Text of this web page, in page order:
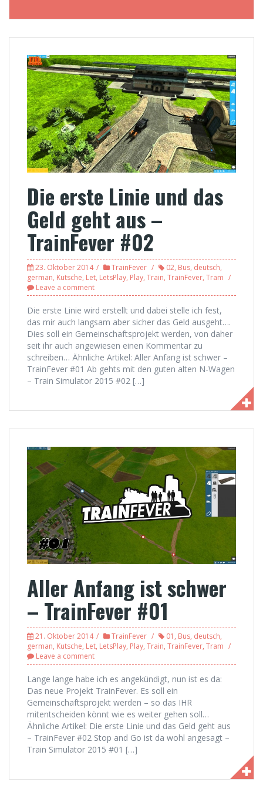
Die erste Linie und das
Geld geht aus –
TrainFever #02
23. Oktober 2014 TrainFever 02, Bus, deutsch,
german, Kutsche, Let, LetsPlay, Play, Train, TrainFever, Tram
Leave a comment
Die erste Linie wird erstellt und dabei stelle ich fest,
das mir auch langsam aber sicher das Geld ausgeht….
Dies soll ein Gemeinschaftsprojekt werden, von daher
seit ihr auch angewiesen einen Kommentar zu
schreiben… Ähnliche Artikel: Aller Anfang ist schwer –
TrainFever #01 Ab gehts mit den guten alten N-Wagen
– Train Simulator 2015 #02 […]
Aller Anfang ist schwer
– TrainFever #01
21. Oktober 2014 TrainFever 01 , Bus, deutsch,
german, Kutsche, Let, LetsPlay, Play, Train, TrainFever, Tram
Leave a comment
Lange lange habe ich es angekündigt, nun ist es da:
Das neue Projekt TrainFever. Es soll ein
Gemeinschaftsprojekt werden – so das IHR
mitentscheiden könnt wie es weiter gehen soll…
Ähnliche Artikel: Die erste Linie und das Geld geht aus
– TrainFever #02 Stop and Go ist da wohl angesagt –
Train Simulator 2015 #01 […]